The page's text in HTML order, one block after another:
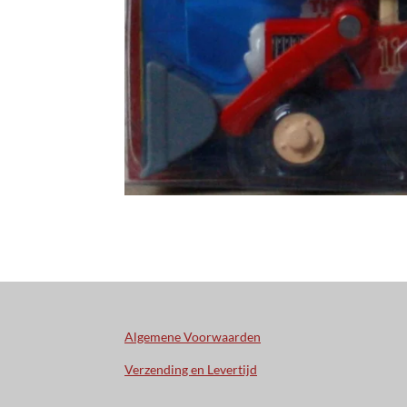
Algemene Voorwaarden
Verzending en Levertijd